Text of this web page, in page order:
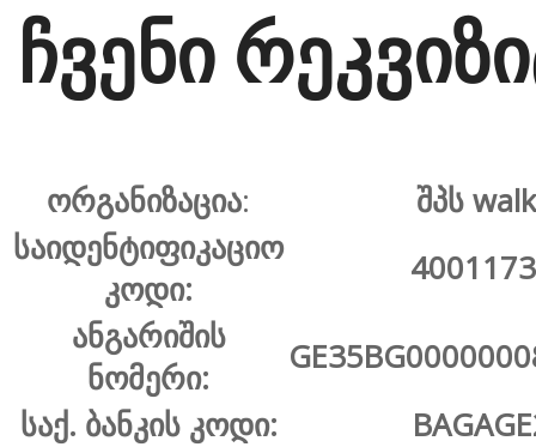
ჩვენი
ორგანიზაცია:
შპს
საიდენტიფიკაციო
კოდი:
ანგარიშის
ნომერი:
საქ. ბანკის კოდი: